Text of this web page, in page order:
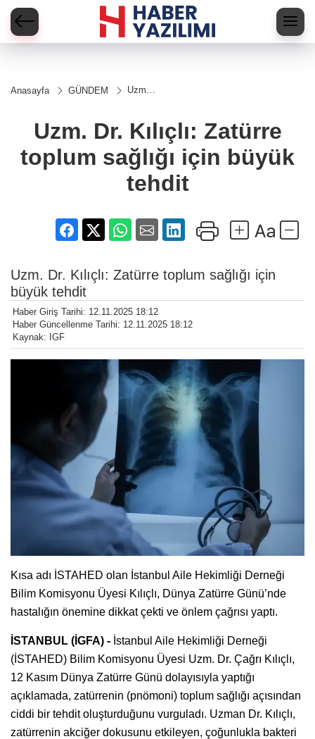
Anasayfa GÜNDEM
Uzm.
Zatürre
toplum
için
büyük
tehdit
Uzm. Dr. Kılıçlı: Zatürre
toplum sağlığı için büyük
tehdit
Uzm. Dr. Kılıçlı: Zatürre toplum sağlığı için
büyük tehdit
Haber Giriş Tarihi: 12.11.2025 18:12
Haber Güncellenme Tarihi: 12.11.2025 18:12
Kaynak: IGF
Kısa adı İSTAHED olan İstanbul Aile Hekimliği Derneği
Bilim Komisyonu Üyesi Kılıçlı, Dünya Zatürre Günü’nde
hastalığın önemine dikkat çekti ve önlem çağrısı yaptı.
İSTANBUL (İGFA) - İstanbul Aile Hekimliği Derneği
(İSTAHED) Bilim Komisyonu Üyesi Uzm. Dr. Çağrı Kılıçlı,
12 Kasım Dünya Zatürre Günü dolayısıyla yaptığı
açıklamada, zatürrenin (pnömoni) toplum sağlığı açısından
ciddi bir tehdit oluşturduğunu vurguladı. Uzman Dr. Kılıçlı,
zatürrenin akciğer dokusunu etkileyen, çoğunlukla bakteri